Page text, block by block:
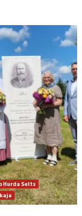
Hurda Selts